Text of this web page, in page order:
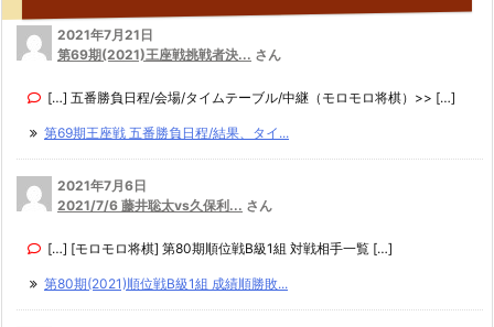
2021年7月21日
第69期(2021)王座戦挑戦者決... さん
[…] 五番勝負日程/会場/タイムテーブル/中継（モロモロ将棋）>> […]
第69期王座戦 五番勝負日程/結果、タイ...
2021年7月6日
2021/7/6 藤井聡太vs久保利... さん
[…] [モロモロ将棋] 第80期順位戦B級1組 対戦相手一覧 […]
第80期(2021)順位戦B級1組 成績順勝敗...